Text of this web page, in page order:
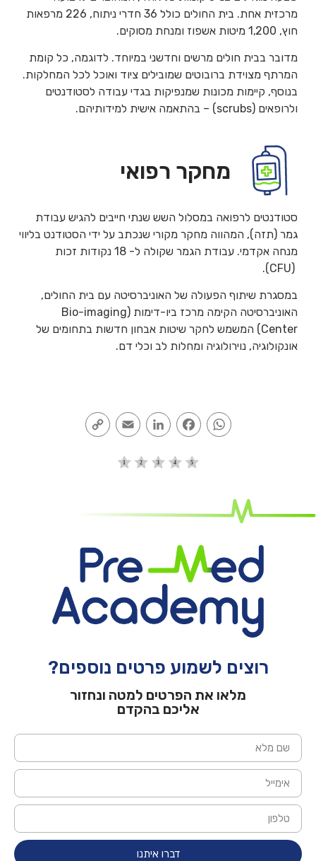
מרכזית אחת. בית החולים כולל 36 חדרי ניתוח, 226 מרפאות
חוץ, 1,200 מיטות אשפוז ומנחת מסוקים.
מדובר בבית חולים מרשים וחדשני במיוחד. לדוגמה, כל קומת
המרתף מצוידת ברובוטים שמובילים ציוד ואוכל לכל המחלקות.
בנוסף, קיימות מכונות שמנפיקות בגדי עבודה לסטודנטים
ולרופאים (scrubs) – בהתאמה אישית למידותיהם.
מחקר רפואי
סטודנטים לרפואה במסלול השש שנתי חייבים להגיש עבודת
גמר (תזה), המהווה מחקר מקורי שנכתב על ידי הסטודנט בליווי
מנחה אקדמי. עבודת הגמר שקולה ל- 18 נקודות זכות
(CFU).
במסגרת שיתוף הפעולה של האוניברסיטה עם בית החולים,
האוניברסיטה הקימה מרכז ביו-דימות (Bio-imaging
Center) המשמש לחקר שיטות אבחון חדשות בתחומים של
אונקולוגיה, נוירולוגיה ומחלות לב וכלי דם.
WhatsApp
Facebook
LinkedIn
Email
רוצים לשמוע פרטים נוספים?
מלאו את הפרטים למטה ונחזור
אליכם בהקדם
דברו איתנו